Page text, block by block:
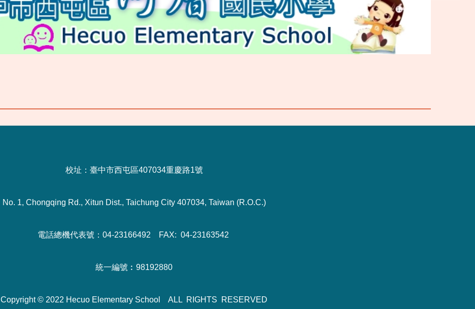
校址：臺中市西屯區407034重慶路1號
No. 1, Chongqing Rd., Xitun Dist., Taichung City 407034, Taiwan (R.O.C.)
電話總機代表號：04-23166492 FAX: 04-23163542
統一編號︰98192880
Copyright © 2022 Hecuo Elementary School ALL RIGHTS RESERVED